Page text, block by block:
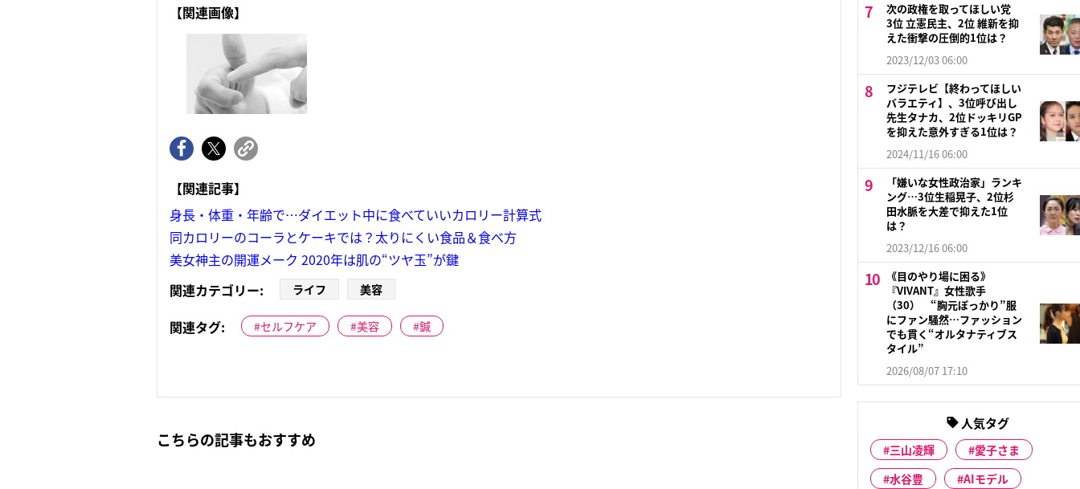
【関連画像】
【関連記事】
身長・体重・年齢で…ダイエット中に食べていいカロリー計算式
同カロリーのコーラとケーキでは？太りにくい食品＆食べ方
美女神主の開運メーク 2020年は肌の“ツヤ玉”が鍵
関連カテゴリー:
ライフ 美容
関連タグ: セルフケア 美容 鍼
こちらの記事もおすすめ
次の政権を取ってほしい党
3位 立憲民主、2位 維新を抑
えた衝撃の圧倒的1位は？
2023/12/03 06:00
フジテレビ【終わってほしい
バラエティ】、3位呼び出し
先生タナカ、2位ドッキリGP
を抑えた意外すぎる1位は？
2024/11/16 06:00
「嫌いな女性政治家」ランキ
ング…3位生稲晃子、2位杉
田水脈を大差で抑えた1位
は？
2023/12/16 06:00
《目のやり場に困る》
『VIVANT』女性歌手
（30） “胸元ぽっかり”服
にファン騒然…ファッション
でも貫く“オルタナティブス
タイル”
2026/08/07 17:10
人気タグ
三山凌輝
愛子さま
水谷豊
AIモデル